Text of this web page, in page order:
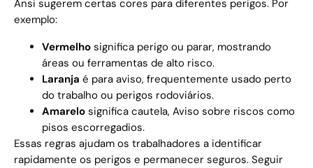
Ansi sugerem certas cores para diferentes perigos. Por
exemplo:
Vermelho significa perigo ou parar, mostrando
áreas ou ferramentas de alto risco.
Laranja é para aviso, frequentemente usado perto
do trabalho ou perigos rodoviários.
Amarelo significa cautela, Aviso sobre riscos como
pisos escorregadios.
Essas regras ajudam os trabalhadores a identificar
rapidamente os perigos e permanecer seguros. Seguir